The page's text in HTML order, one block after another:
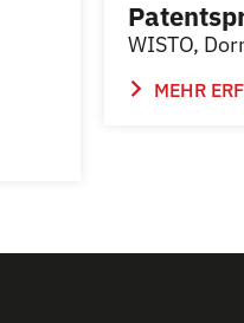
WISTO,
MEHR